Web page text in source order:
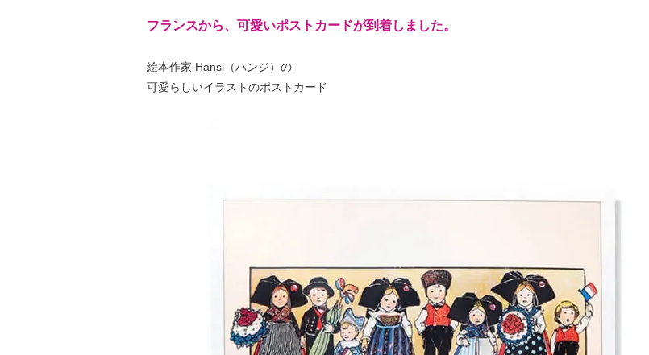
フランスから、可愛いポストカードが到着しました。
絵本作家 Hansi（ハンジ）の
可愛らしいイラストのポストカード